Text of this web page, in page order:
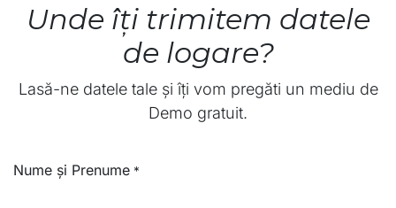
Unde îți trimitem datele
de logare?
Lasă-ne datele tale și îți vom pregăti un mediu de
Demo gratuit.
Nume și Prenume *